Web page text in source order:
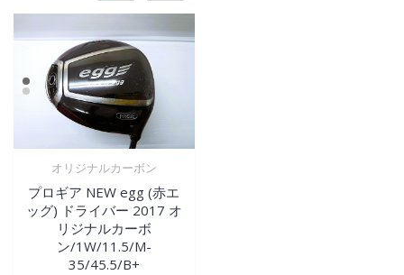
オリジナルカーボン
プロギア NEW egg (赤エ
ッグ) ドライバー 2017 オ
リジナルカーボ
ン/1W/11.5/M-
35/45.5/B+